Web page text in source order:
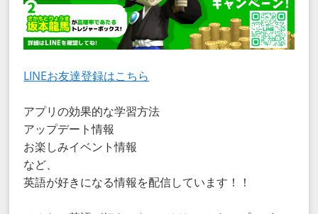
LINEお友達登録はこちら
アプリの効果的な学習方法
アップデート情報
お楽しみイベント情報
など、
英語が好きになる情報を配信しています！！